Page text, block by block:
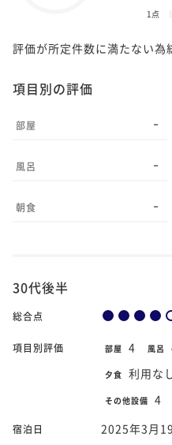
1点
評価が所定件数に満たない為
項目別の評価
部屋 -
風呂 -
朝食 -
30代後半
総合点
項目別評価 部屋 4 風呂
夕食 利用な
その他設備 4
宿泊日 2025年3月